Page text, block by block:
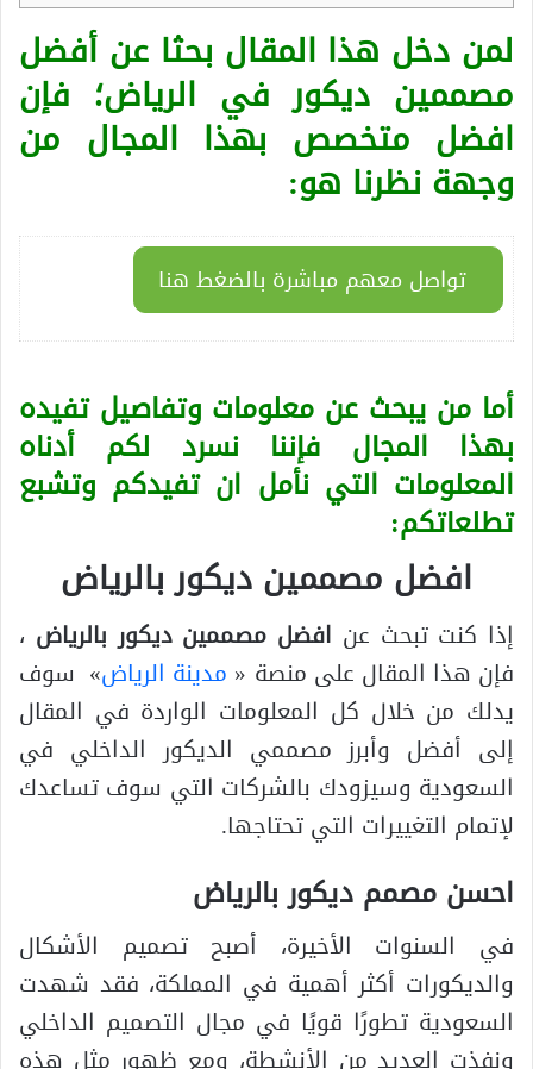
لمن دخل هذا المقال بحثا عن أفضل
مصممين ديكور في الرياض؛ فإن
افضل متخصص بهذا المجال من
وجهة نظرنا هو:
تواصل معهم مباشرة بالضغط هنا
أما من يبحث عن معلومات وتفاصيل تفيده
بهذا المجال فإننا نسرد لكم أدناه
المعلومات التي نأمل ان تفيدكم وتشبع
تطلعاتكم:
افضل مصممين ديكور بالرياض
إذا كنت تبحث عن افضل مصممين ديكور بالرياض ،
فإن هذا المقال على منصة « مدينة الرياض» سوف
يدلك من خلال كل المعلومات الواردة في المقال
إلى أفضل وأبرز مصممي الديكور الداخلي في
السعودية وسيزودك بالشركات التي سوف تساعدك
لإتمام التغييرات التي تحتاجها.
احسن مصمم ديكور بالرياض
في السنوات الأخيرة، أصبح تصميم الأشكال
والديكورات أكثر أهمية في المملكة، فقد شهدت
السعودية تطورًا قويًا في مجال التصميم الداخلي